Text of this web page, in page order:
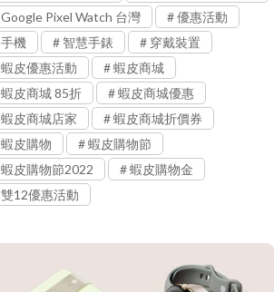
Google Pixel Watch 台灣
優惠活動
手機
智慧手錶
穿戴裝置
蝦皮優惠活動
蝦皮商城
蝦皮商城 85折
蝦皮商城優惠
蝦皮商城店家
蝦皮商城折價券
蝦皮購物
蝦皮購物節
蝦皮購物節2022
蝦皮購物金
雙12優惠活動